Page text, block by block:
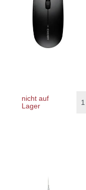
nicht auf
Lager